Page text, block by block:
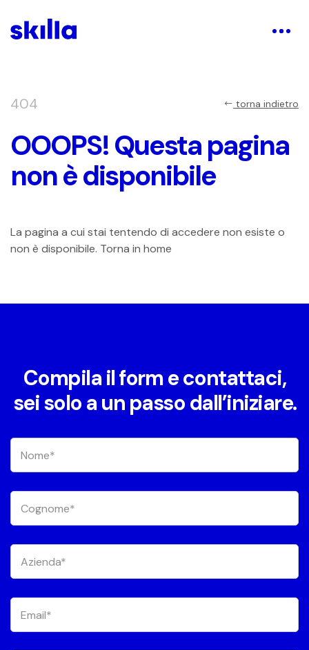
404 torna indietro
OOOPS! Questa pagina
non è disponibile
La pagina a cui stai tentendo di accedere non esiste o
non è disponibile. Torna in home
Compila il form e contattaci,
sei solo a un passo dall’iniziare.